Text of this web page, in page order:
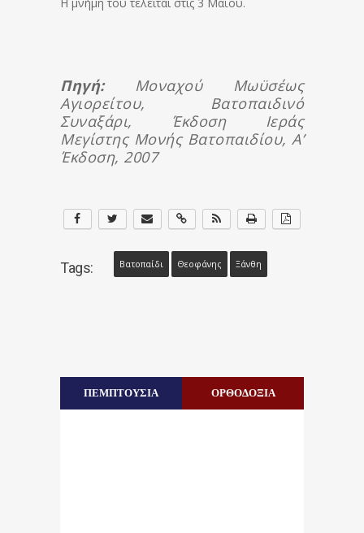
Πηγή: Μοναχού Μωϋσέως
Αγιορείτου, Βατοπαιδινό
Συναξάρι, Έκδοση Ιεράς
Μεγίστης Μονής Βατοπαιδίου, Α’
Έκδοση, 2007
Tags: Βατοπαίδι Θεοφάνης Ξάνθη
ΠΕΜΠΤΟΥΣΙΑ ΟΡΘΟΔΟΞΙΑ